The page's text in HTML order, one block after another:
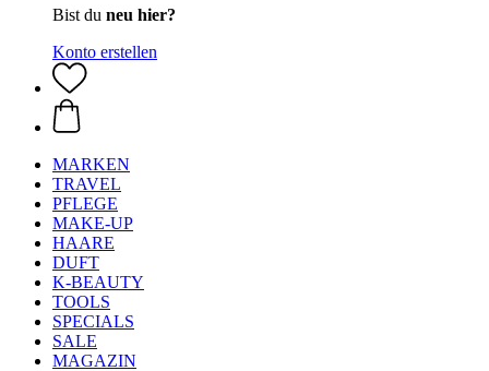
Bist du neu hier?
Konto erstellen
MARKEN
TRAVEL
PFLEGE
MAKE-UP
HAARE
DUFT
K-BEAUTY
TOOLS
SPECIALS
SALE
MAGAZIN